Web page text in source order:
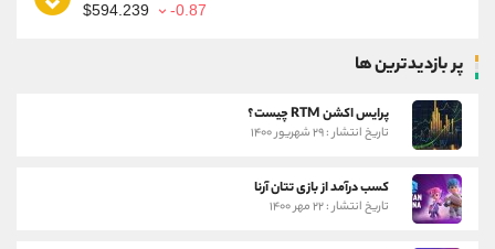
$594.239 -0.87
پر بازدیدترین ها
پرایس اکشن RTM چیست؟
تاریخ انتشار : ۲۹ شهریور ۱۴۰۰
کسب درآمد از بازی تتان آرنا
تاریخ انتشار : ۲۲ مهر ۱۴۰۰